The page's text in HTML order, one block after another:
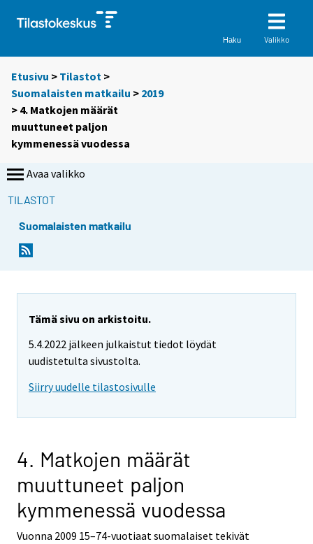
Haku Valikko
Etusivu > Tilastot >
Suomalaisten matkailu > 2019
> 4. Matkojen määrät
muuttuneet paljon
kymmenessä vuodessa
Avaa valikko
TILASTOT
Suomalaisten matkailu
Tämä sivu on arkistoitu.
5.4.2022 jälkeen julkaistut tiedot löydät
uudistetulta sivustolta.
Siirry uudelle tilastosivulle
4. Matkojen määrät
muuttuneet paljon
kymmenessä vuodessa
Vuonna 2009 15–74-vuotiaat suomalaiset tekivät